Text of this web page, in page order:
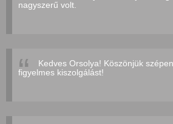
nagyszerű volt.
Kedves Orsolya! Köszönjük
figyelmes kiszolgálást!